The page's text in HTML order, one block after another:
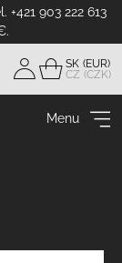
903 222 613
Prihlásiť
SK
CZ
Menu